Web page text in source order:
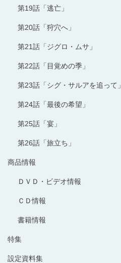
第19話「逃亡」
第20話「狩穴へ」
第21話「ジグロ・ムサ」
第22話「目覚めの季」
第23話「シグ・サルアを追って」
第24話「最後の希望」
第25話「宴」
第26話「旅立ち」
商品情報
ＤＶＤ・ビデオ情報
ＣＤ情報
書籍情報
特集
設定資料集